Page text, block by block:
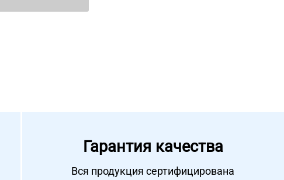
Гарантия качества
Вся продукция сертифицирована